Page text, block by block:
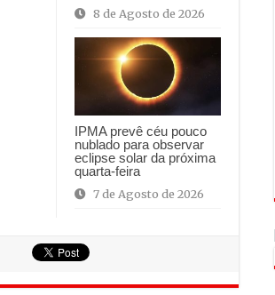
8 de Agosto de 2026
IPMA prevê céu pouco
nublado para observar
eclipse solar da próxima
quarta-feira
7 de Agosto de 2026